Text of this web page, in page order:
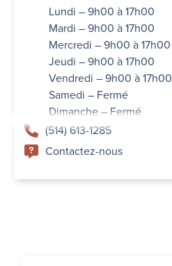
Lundi – 9h00 à 17h00
Mardi – 9h00 à 17h00
Mercredi – 9h00 à 17h00
Jeudi – 9h00 à 17h00
Vendredi – 9h00 à 17h00
Samedi – Fermé
Dimanche – Fermé
(514) 613-1285
Contactez-nous